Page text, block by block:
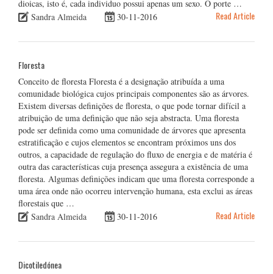
dioicas, isto é, cada individuo possui apenas um sexo. O porte …
Sandra Almeida
30-11-2016 Read Article
Floresta
Conceito de floresta Floresta é a designação atribuída a uma
comunidade biológica cujos principais componentes são as árvores.
Existem diversas definições de floresta, o que pode tornar difícil a
atribuição de uma definição que não seja abstracta. Uma floresta
pode ser definida como uma comunidade de árvores que apresenta
estratificação e cujos elementos se encontram próximos uns dos
outros, a capacidade de regulação do fluxo de energia e de matéria é
outra das características cuja presença assegura a existência de uma
floresta. Algumas definições indicam que uma floresta corresponde a
uma área onde não ocorreu intervenção humana, esta exclui as áreas
florestais que …
Sandra Almeida
30-11-2016 Read Article
Dicotiledónea